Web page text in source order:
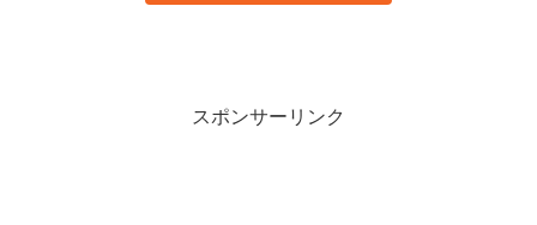
スポンサーリンク